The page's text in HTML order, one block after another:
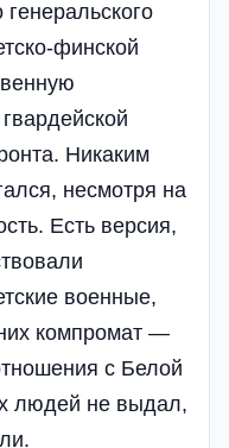
финской
Никаким
несмотря на
Есть версия,
военные,
компромат —
с Белой
людей не выдал,